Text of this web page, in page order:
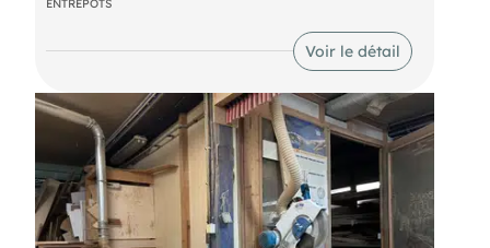
de surface au sol dont un bureau d'env. 8m².
L'entrepôt est équipé de 4 portes sectionnelles
dont 2 grandes 4,20X3,90m. et pour la plus petite
3,50X 3,00m.,HSP max 5,70 mètres et HSP min
Voir le détail